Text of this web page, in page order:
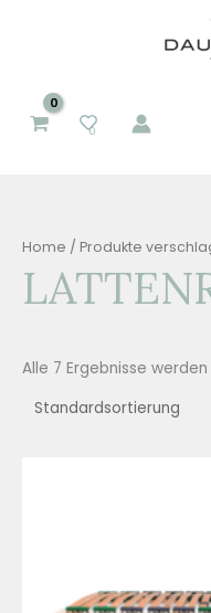
0
Home / Produkte
Alle 7 Ergebnisse